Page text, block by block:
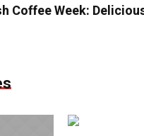
Coffee Week: